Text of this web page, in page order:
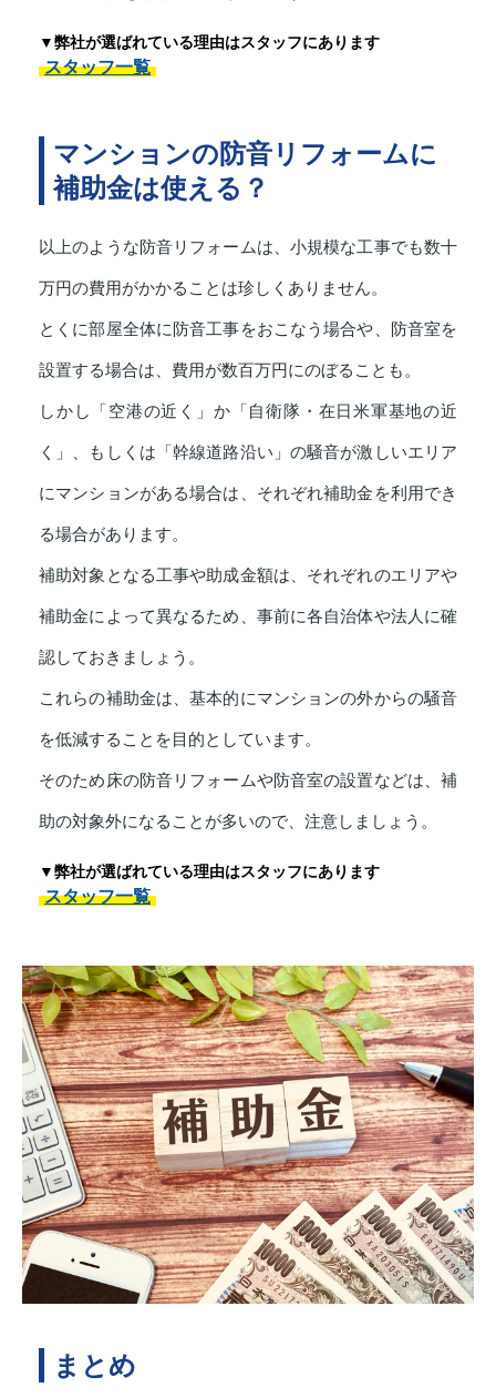
▼弊社が選ばれている理由はスタッフにあります
スタッフ一覧
マンションの防音リフォームに
補助金は使える？
以上のような防音リフォームは、小規模な工事でも数十
万円の費用がかかることは珍しくありません。
とくに部屋全体に防音工事をおこなう場合や、防音室を
設置する場合は、費用が数百万円にのぼることも。
しかし「空港の近く」か「自衛隊・在日米軍基地の近
く」、もしくは「幹線道路沿い」の騒音が激しいエリア
にマンションがある場合は、それぞれ補助金を利用でき
る場合があります。
補助対象となる工事や助成金額は、それぞれのエリアや
補助金によって異なるため、事前に各自治体や法人に確
認しておきましょう。
これらの補助金は、基本的にマンションの外からの騒音
を低減することを目的としています。
そのため床の防音リフォームや防音室の設置などは、補
助の対象外になることが多いので、注意しましょう。
▼弊社が選ばれている理由はスタッフにあります
スタッフ一覧
まとめ